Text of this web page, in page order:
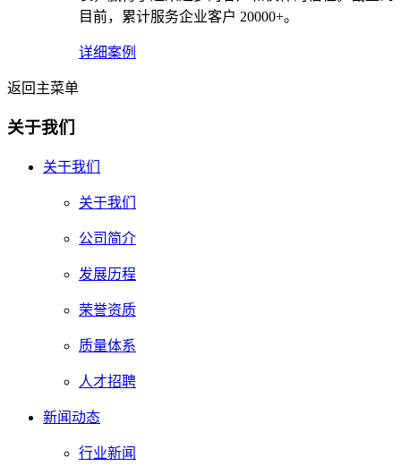
目前，累计服务企业客户 20000+。
详细案例
返回主菜单
关于我们
关于我们
关于我们
公司简介
发展历程
荣誉资质
质量体系
人才招聘
新闻动态
行业新闻